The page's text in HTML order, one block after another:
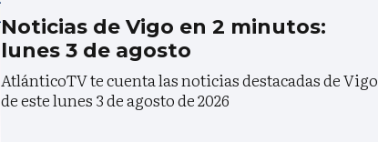
Noticias de Vigo en 2 minutos:
lunes 3 de agosto
AtlánticoTV te cuenta las noticias destacadas de Vigo
de este lunes 3 de agosto de 2026